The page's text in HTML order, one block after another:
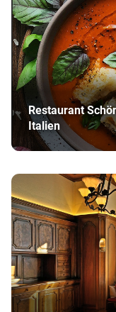
Restaurant
Italien